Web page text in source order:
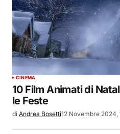
CINEMA
10 Film Animati di
le Feste
di Andrea Bosetti12 Novembre 2024,